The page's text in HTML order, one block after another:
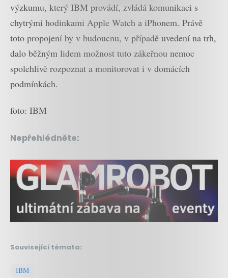
výzkumu, který IBM provádí, zvládá komunikaci s
chytrými hodinkami Apple Watch a iPhonem. Právě
toto propojení by v budoucnu, v případě uvedení na trh,
dalo běžným lidem možnost tuto zákeřnou nemoc
spolehlivě rozpoznat a monitorovat i v domácích
podmínkách.
foto: IBM
Nepřehlédněte:
Související témata:
IBM